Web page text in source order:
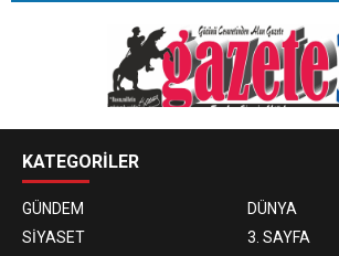
KATEGORİLER
GÜNDEM
DÜNYA
SİYASET
3. SAYFA